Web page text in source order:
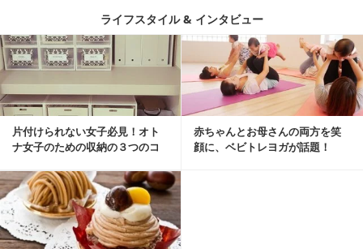
ライフスタイル & インタビュー
片付けられない女子必見！オト
ナ女子のための収納の３つのコ
赤ちゃんとお母さんの両方を笑
顔に、ベビトレヨガが話題！